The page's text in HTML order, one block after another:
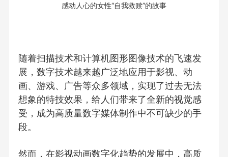
感动人心的女性“自我救赎”的故事
随着扫描技术和计算机图形图像技术的飞速发
展，数字技术越来越广泛地应用于影视、动
画、游戏、广告等众多领域，实现了过去无法
想象的特技效果，给人们带来了全新的视觉感
受，成为高质量数字媒体制作中不可缺少的手
段。
然而，在影视动画数字化趋势的发展中，高质